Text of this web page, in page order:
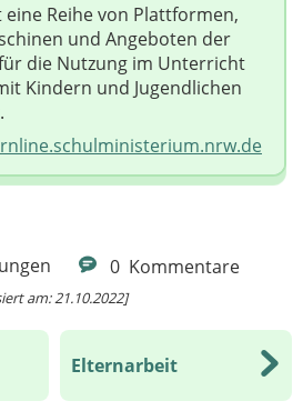
0 Kommentare
am: 21.10.2022]
Elternarbeit
eine Reihe von Plattformen,
und Angeboten der
die Nutzung im Unterricht
Kindern und Jugendlichen